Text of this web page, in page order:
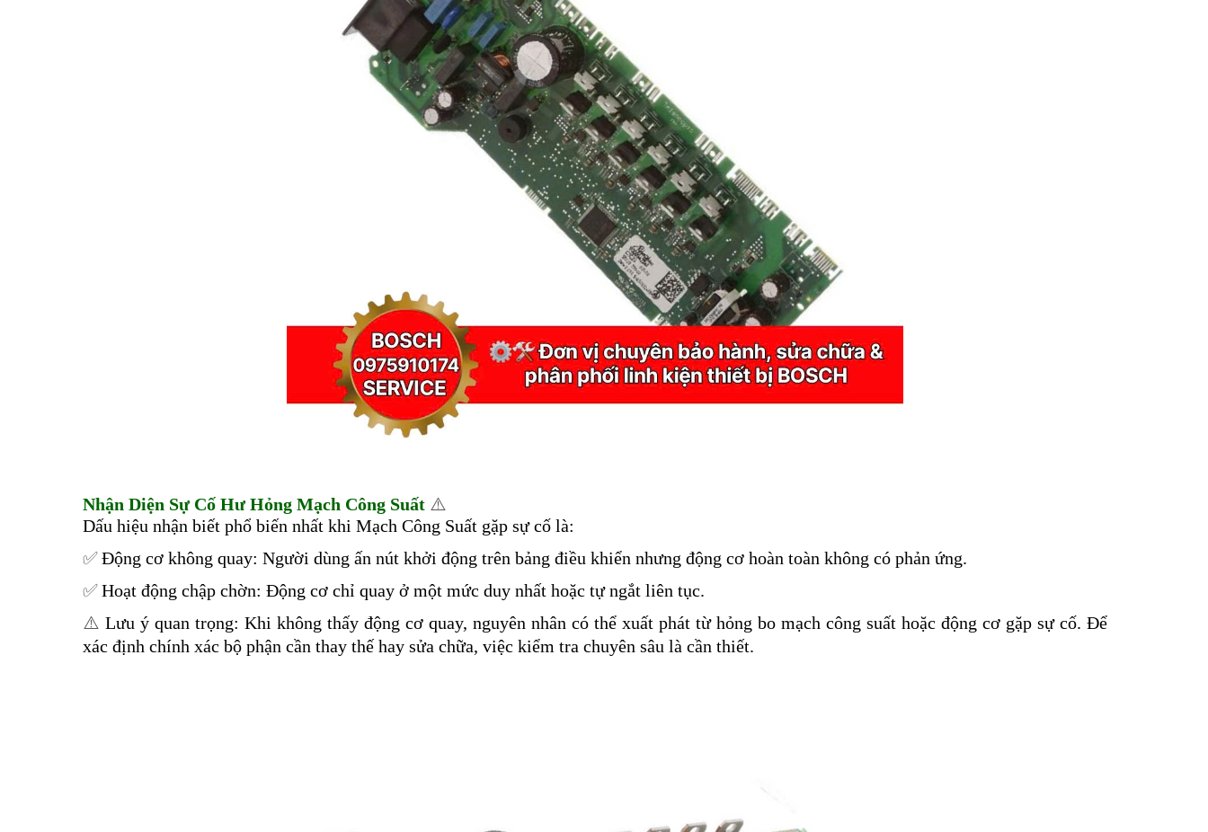
Nhận Diện Sự Cố Hư Hỏng Mạch Công Suất ⚠️
Dấu hiệu nhận biết phổ biến nhất khi Mạch Công Suất gặp sự cố là:
✅️Động cơ không quay: Người dùng ấn nút khởi động trên bảng điều khiển nhưng động cơ hoàn toàn không có phản ứng.
✅️Hoạt động chập chờn: Động cơ chỉ quay ở một mức duy nhất hoặc tự ngắt liên tục.
⚠️ Lưu ý quan trọng: Khi không thấy động cơ quay, nguyên nhân có thể xuất phát từ hỏng bo mạch công suất hoặc động cơ gặp sự cố. Để
xác định chính xác bộ phận cần thay thế hay sửa chữa, việc kiểm tra chuyên sâu là cần thiết.